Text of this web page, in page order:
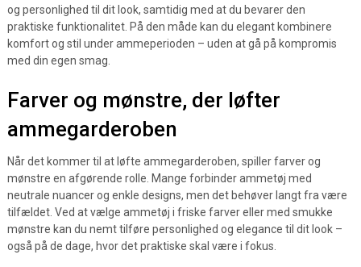
og personlighed til dit look, samtidig med at du bevarer den
praktiske funktionalitet. På den måde kan du elegant kombinere
komfort og stil under ammeperioden – uden at gå på kompromis
med din egen smag.
Farver og mønstre, der løfter
ammegarderoben
Når det kommer til at løfte ammegarderoben, spiller farver og
mønstre en afgørende rolle. Mange forbinder ammetøj med
neutrale nuancer og enkle designs, men det behøver langt fra være
tilfældet. Ved at vælge ammetøj i friske farver eller med smukke
mønstre kan du nemt tilføre personlighed og elegance til dit look –
også på de dage, hvor det praktiske skal være i fokus.